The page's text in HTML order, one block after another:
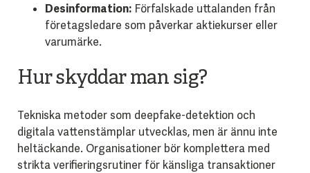
Desinformation:Förfalskade uttalanden från
företagsledare som påverkar aktiekurser eller
varumärke.
Hur skyddar man sig?
Tekniska metoder som deepfake-detektion och
digitala vattenstämplar utvecklas, men är ännu inte
heltäckande. Organisationer bör komplettera med
strikta verifieringsrutiner för känsliga transaktioner